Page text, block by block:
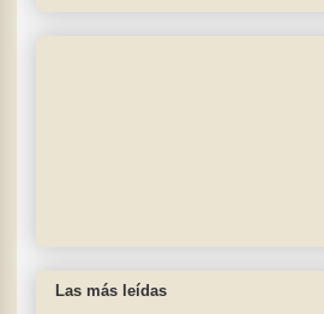
Las más leídas